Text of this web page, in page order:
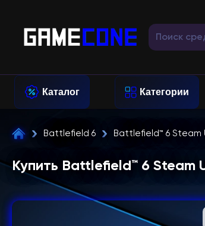
Каталог Категории
Battlefield 6 Battlefield™ 6 Steam
Купить Battlefield™ 6 Steam